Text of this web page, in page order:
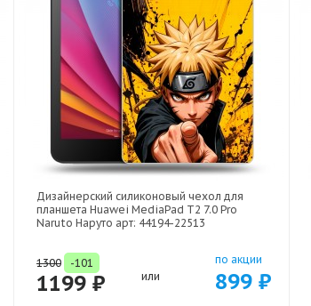
Дизайнерский силиконовый чехол для
планшета Huawei MediaPad T2 7.0 Pro
Naruto Наруто арт: 44194-22513
1300 -101
1199 ₽ или
по акции
899 ₽